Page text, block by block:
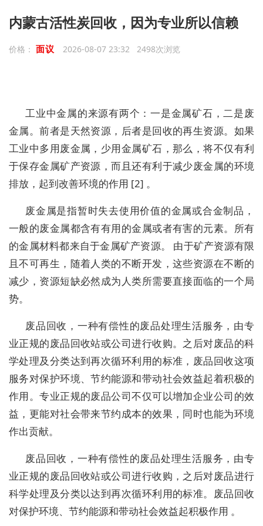
内蒙古活性炭回收，因为专业所以信赖
价格： 面议 2026-08-07 23:32 2498次浏览
工业中金属的来源有两个：一是金属矿石，二是废
金属。前者是天然资源，后者是回收的再生资源。如果
工业中多用废金属，少用金属矿石，那么，将不仅有利
于保存金属矿产资源，而且还有利于减少废金属的环境
排放，起到改善环境的作用 [2] 。
废金属是指暂时失去使用价值的金属或合金制品，
一般的废金属都含有有用的金属或者有害的元素。所有
的金属材料都来自于金属矿产资源。 由于矿产资源有限
且不可再生，随着人类的不断开发，这些资源在不断的
减少，资源短缺必然成为人类所需要直接面临的一个局
势。
废品回收，一种有偿性的废品处理生活服务，由专
业正规的废品回收站或公司进行收购。之后对废品的科
学处理及分类达到再次循环利用的标准，废品回收这项
服务对保护环境、节约能源和带动社会效益起着积极的
作用。专业正规的废品公司不仅可以增加企业公司的效
益，更能对社会带来节约成本的效果，同时也能为环境
作出贡献。
废品回收，一种有偿性的废品处理生活服务，由专
业正规的废品回收站或公司进行收购，之后对废品进行
科学处理及分类以达到再次循环利用的标准。废品回收
对保护环境、节约能源和带动社会效益起积极作用 。